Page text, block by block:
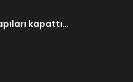
kapattı…